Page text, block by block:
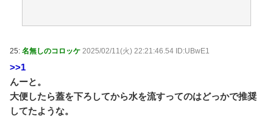
テナ NEW! (8/8 11:39)
Powered by livedoor 相互RSS
25: 名無しのコロッケ 2025/02/11(火) 22:21:46.54 ID:UBwE1
>>1
んーと。
大便したら蓋を下ろしてから水を流すってのはどっかで推奨
してたような。